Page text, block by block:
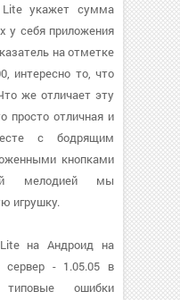
укажет сумма
у себя приложения
на отметке
интересно то, что
же отличает эту
просто отличная и
с бодрящим
кнопками
мелодией мы
игрушку.
на Андроид на
сервер - 1.05.05 в
типовые ошибки